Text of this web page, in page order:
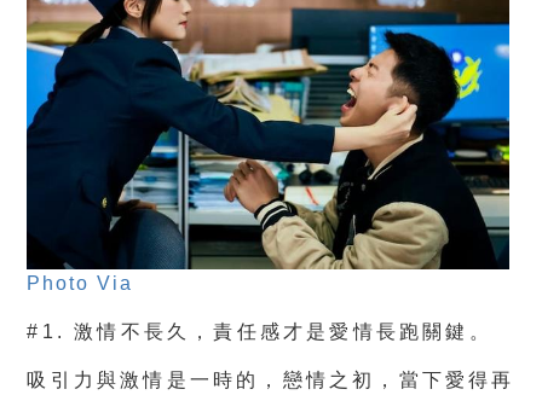
Photo Via
#1. 激情不長久，責任感才是愛情長跑關鍵。
吸引力與激情是一時的，戀情之初，當下愛得再